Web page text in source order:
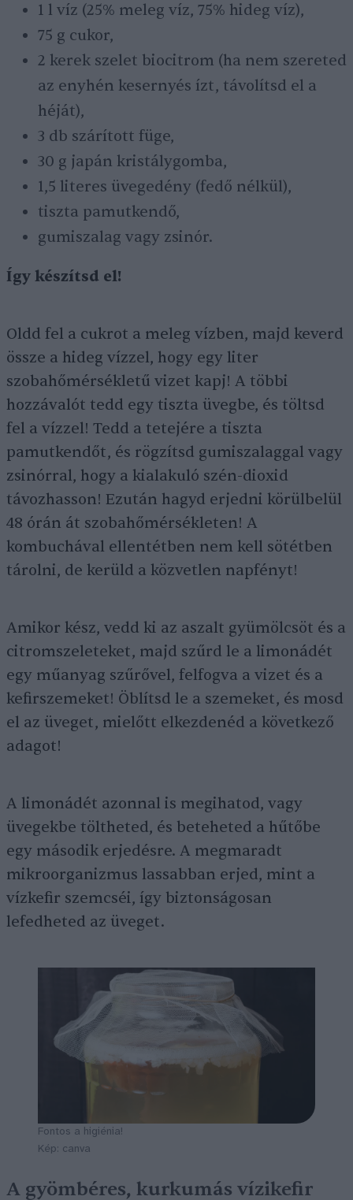
1 l víz (25% meleg víz, 75% hideg víz),
75 g cukor,
2 kerek szelet biocitrom (ha nem szereted
az enyhén kesernyés ízt, távolítsd el a
héját),
3 db szárított füge,
30 g japán kristálygomba,
1,5 literes üvegedény (fedő nélkül),
tiszta pamutkendő,
gumiszalag vagy zsinór.
Így készítsd el!
Oldd fel a cukrot a meleg vízben, majd keverd
össze a hideg vízzel, hogy egy liter
szobahőmérsékletű vizet kapj! A többi
hozzávalót tedd egy tiszta üvegbe, és töltsd
fel a vízzel! Tedd a tetejére a tiszta
pamutkendőt, és rögzítsd gumiszalaggal vagy
zsinórral, hogy a kialakuló szén-dioxid
távozhasson! Ezután hagyd erjedni körülbelül
48 órán át szobahőmérsékleten! A
kombuchával ellentétben nem kell sötétben
tárolni, de kerüld a közvetlen napfényt!
Amikor kész, vedd ki az aszalt gyümölcsöt és a
citromszeleteket, majd szűrd le a limonádét
egy műanyag szűrővel, felfogva a vizet és a
kefirszemeket! Öblítsd le a szemeket, és mosd
el az üveget, mielőtt elkezdenéd a következő
adagot!
A limonádét azonnal is megihatod, vagy
üvegekbe töltheted, és beteheted a hűtőbe
egy második erjedésre. A megmaradt
mikroorganizmus lassabban erjed, mint a
vízkefir szemcséi, így biztonságosan
lefedheted az üveget.
Fontos a higiénia!
Kép: canva
A gyömbéres, kurkumás vízikefir